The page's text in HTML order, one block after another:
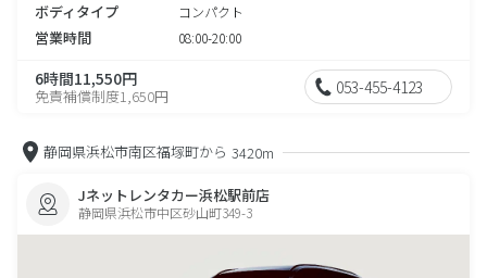
ボディタイプ コンパクト
営業時間 08:00-20:00
6時間11,550円
免責補償制度1,650円 053-455-4123
静岡県浜松市南区福塚町から 3420m
Jネットレンタカー浜松駅前店
静岡県浜松市中区砂山町349-3